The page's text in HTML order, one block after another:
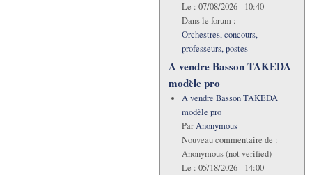
Le : 07/08/2026 - 10:40
Dans le forum :
Orchestres, concours,
professeurs, postes
A vendre Basson TAKEDA
modèle pro
A vendre Basson TAKEDA
modèle pro
ParAnonymous
Nouveau commentaire de :
Anonymous (not verified)
Le : 05/18/2026 - 14:00